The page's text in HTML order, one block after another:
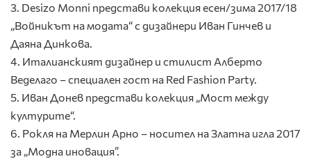
3. Desizo Monni представи колекция есен/зима 2017/18
„Войникът на модата“ с дизайнери Иван Гинчев и
Даяна Динкова.
4. Италианският дизайнер и стилист Алберто
Веделаго – специален гост на Red Fashion Party.
5. Иван Донев представи колекция „Мост между
културите“.
6. Рокля на Мерлин Арно – носител на Златна игла 2017
за „Модна иновация”.